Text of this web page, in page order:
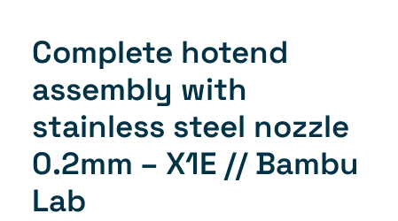
Complete hotend
assembly with
stainless steel nozzle
0.2mm – X1E // Bambu
Lab